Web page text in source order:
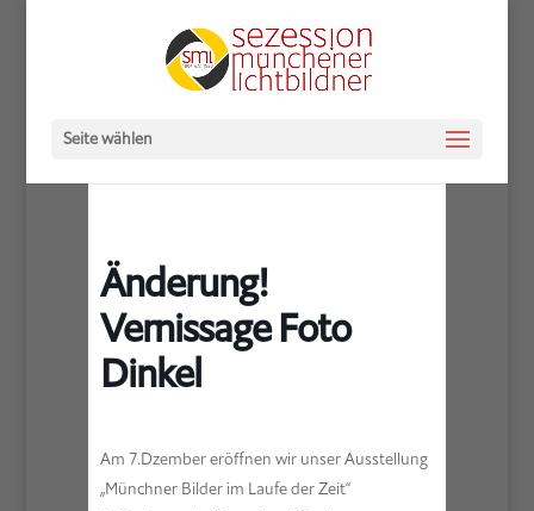
Seite wählen
Änderung!
Vernissage Foto
Dinkel
Am 7.Dzember eröffnen wir unser Ausstellung
„Münchner Bilder im Laufe der Zeit“